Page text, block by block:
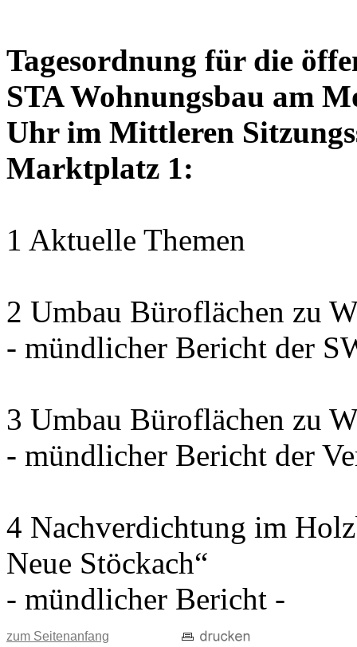
Tagesordnung für die
STA Wohnungsbau am
Uhr im Mittleren
Marktplatz 1:
1 Aktuelle Themen
2 Umbau Büroflächen zu
- mündlicher Bericht der
3 Umbau Büroflächen zu
- mündlicher Bericht der
4 Nachverdichtung im
Neue Stöckach“
- mündlicher Bericht -
zum Seitenanfang